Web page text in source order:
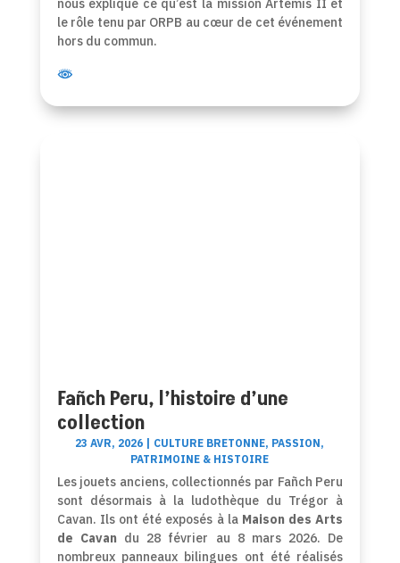
nous explique ce qu’est la mission Artemis II et
le rôle tenu par ORPB au cœur de cet événement
hors du commun.
Fañch Peru, l’histoire d’une
collection
23 AVR, 2026 | CULTURE BRETONNE, PASSION,
PATRIMOINE & HISTOIRE
Les jouets anciens, collectionnés par Fañch Peru
sont désormais à la ludothèque du Trégor à
Cavan. Ils ont été exposés à la Maison des Arts
de Cavandu 28 février au 8 mars 2026. De
nombreux panneaux bilingues ont été réalisés